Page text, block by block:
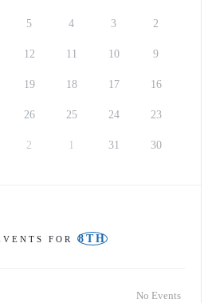
2
3
4
5
9
10
11
12
16
17
18
19
23
24
25
26
30
31
1
2
FOR 8TH
No Events